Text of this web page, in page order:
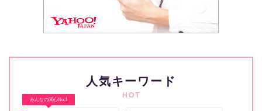
人気キーワード
HOT
みんなの関心No.1